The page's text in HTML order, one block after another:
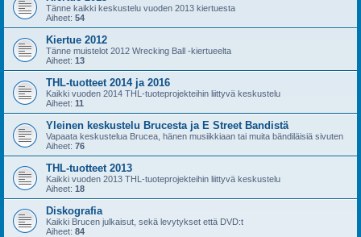
Tänne kaikki keskustelu vuoden 2013 kiertuesta
Aiheet: 54
Kiertue 2012
Tänne muistelot 2012 Wrecking Ball -kiertueelta
Aiheet: 13
THL-tuotteet 2014 ja 2016
Kaikki vuoden 2014 THL-tuoteprojekteihin liittyvä keskustelu
Aiheet: 11
Yleinen keskustelu Brucesta ja E Street Bandistä
Vapaata keskustelua Brucea, hänen musiikkiaan tai muita bändiläisiä sivuten
Aiheet: 76
THL-tuotteet 2013
Kaikki vuoden 2013 THL-tuoteprojekteihin liittyvä keskustelu
Aiheet: 18
Diskografia
Kaikki Brucen julkaisut, sekä levytykset että DVD:t
Aiheet: 84